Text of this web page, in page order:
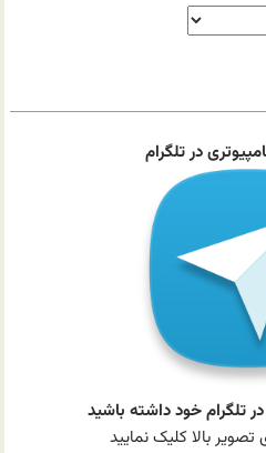
در تلگرام
تلگرام خود داشته باشید
بالا کلیک نمایید